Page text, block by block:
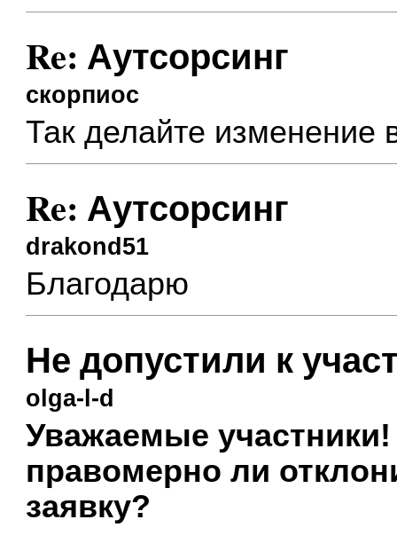
Re: Аутсорсинг
скорпиос
Так делайте изменение
Re: Аутсорсинг
drakond51
Благодарю
Не допустили к
olga-l-d
Уважаемые
правомерно ли
заявку?